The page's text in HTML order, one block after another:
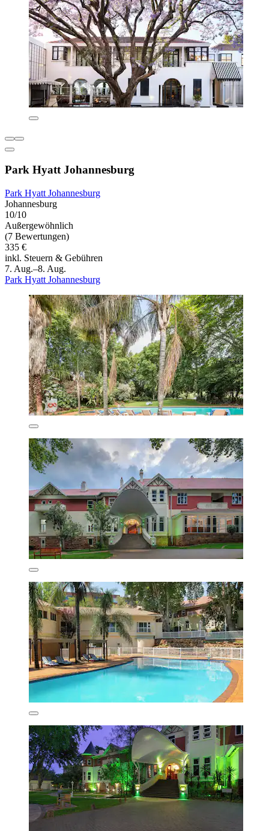
Park Hyatt Johannesburg
Park Hyatt Johannesburg
Johannesburg
10/10
Außergewöhnlich
(7 Bewertungen)
335 €
inkl. Steuern & Gebühren
7. Aug.–8. Aug.
Park Hyatt Johannesburg